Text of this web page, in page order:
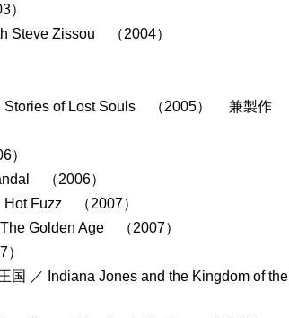
）
Steve Zissou （2004）
Stories of Lost Souls （2005） 兼製作
）
（2006）
Fuzz （2007）
Golden Age （2007）
国 ／ Indiana Jones and the Kingdom of the